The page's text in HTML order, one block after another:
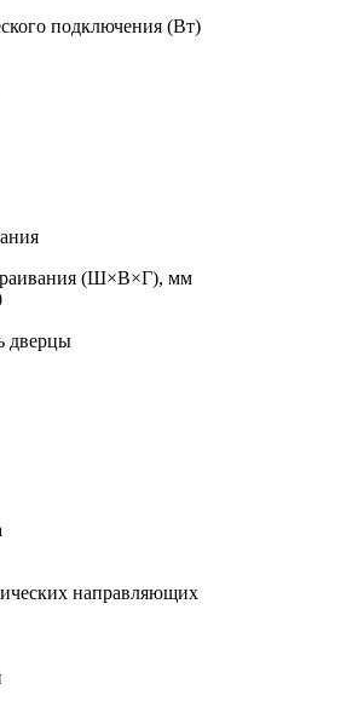
подключения (Вт)
(Ш×В×Г), мм
дверцы
направляющих